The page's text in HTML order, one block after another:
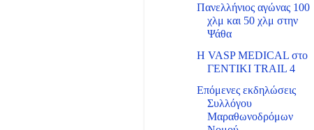
Πανελλήνιος αγώνας 100
χλμ και 50 χλμ στην
Ψάθα
Η VASP MEDICAL στο
ΓΕΝΤΙΚΙ TRAIL 4
Επόμενες εκδηλώσεις
Συλλόγου
Μαραθωνοδρόμων